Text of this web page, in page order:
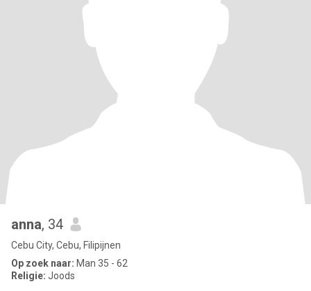
anna, 34
Cebu City, Cebu, Filipijnen
Op zoek naar: Man 35 - 62
Religie: Joods